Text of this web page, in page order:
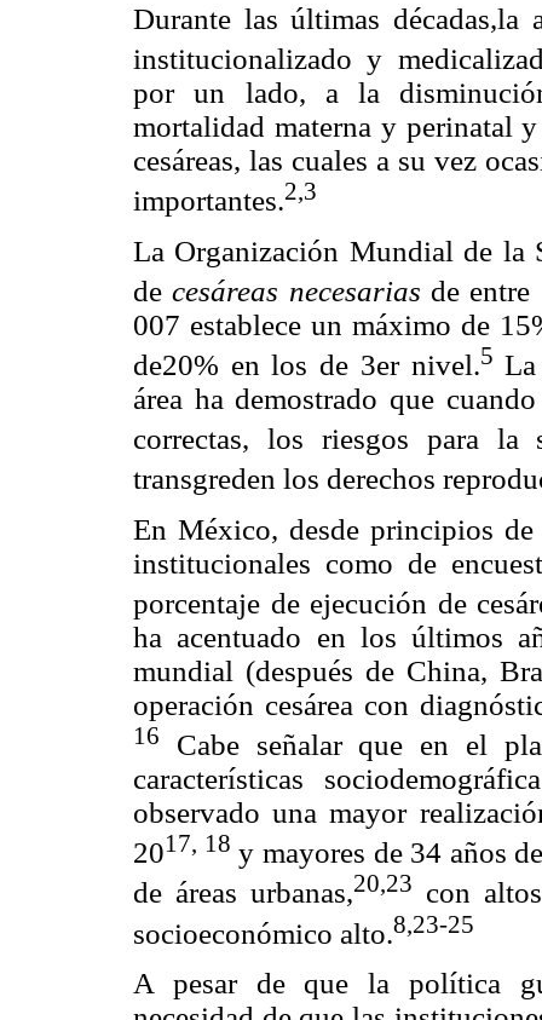
Durante las últimas
institucionalizado y
por un lado, a la
mortalidad materna y perinatal
cesáreas, las cuales a su vez
importantes.2,3
La Organización Mundial de la
decesáreas necesarias de
007 establece un máximo de
de20% en los de 3er nivel.5
área ha demostrado que
correctas, los riesgos para la
transgreden los derechos
En México, desde principios
institucionales como de
porcentaje de ejecución de
ha acentuado en los últimos
mundial (después de China,
operación cesárea con
16
Cabe señalar que en el
características
observado una mayor
2017, 18 y mayores de 34 años
de áreas urbanas,20,23 con
socioeconómico alto.8,23-25
A pesar de que la política